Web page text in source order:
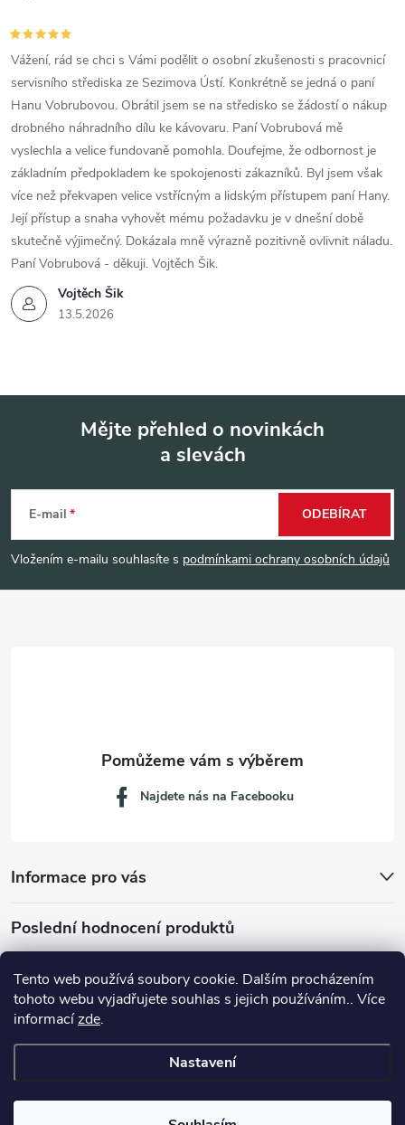
Tento web používá soubory cookie. Dalším procházením
tohoto webu vyjadřujete souhlas s jejich používáním.. Více
informacízde.
Nastavení
Vojtěch Šik
13.5.2026
Vážení, rád se chci s Vámi podělit o osobní zkušenosti s pracovnicí
servisního střediska ze Sezimova Ústí. Konkrétně se jedná o paní
Hanu Vobrubovou. Obrátil jsem se na středisko se žádostí o nákup
drobného náhradního dílu ke kávovaru. Paní Vobrubová mě
vyslechla a velice fundovaně pomohla. Doufejme, že odbornost je
základním předpokladem ke spokojenosti zákazníků. Byl jsem však
více než překvapen velice vstřícným a lidským přístupem paní Hany.
Její přístup a snaha vyhovět mému požadavku je v dnešní době
skutečně výjimečný. Dokázala mně výrazně pozitivně ovlivnit náladu.
Paní Vobrubová - děkuji. Vojtěch Šik.
p
a
Mějte přehled o novinkách
a slevách
E-mail
Vložením e-mailu souhlasíte s podmínkami ochrany osobních údajů
ODEBÍRAT
Informace pro vás
Najdete nás na Facebooku
Poslední hodnocení produktů
Dávkovací lžička na mletou kávu 53132C8134
Copyright 2026JM servis. Všechna práva vyhrazena.